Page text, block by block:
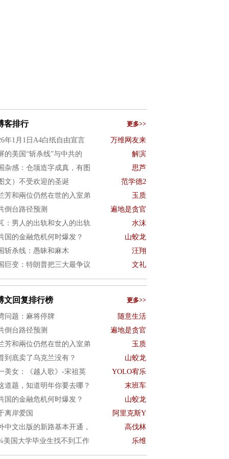
客排行 更多>>
年1月1日A4白纸自由宣言
万维网友来
的美国“斩杀线”与中共的
解滨
杂感：仓颉造字成真，有图
思芦
文）不受欢迎的圣诞
范学德2
芳和兩位仍然在世的入室弟
玉质
倒台路径预测
遍地是贪官
：男人的出轨和女人的出轨
水沫
国的金融危机何时爆发？
山蛟龙
斩杀线：愚昧和麻木
汪翔
巨变：特朗普把三大最争议
文礼
文回复排行榜 更多>>
问题：麻将停牌
随意生活
倒台路径预测
遍地是贪官
芳和兩位仍然在世的入室弟
玉质
到底卖了乌克兰没有？
山蛟龙
美女：《越人歌》-宋祖英
YOLO宥乐
道题，知道明年你要去哪？
末班车
国的金融危机何时爆发？
山蛟龙
离岸爱国
阿里克斯Y
中文出版的新路基本开通，
高伐林
美国大学毕业生找不到工作
乐维